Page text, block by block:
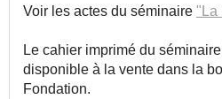
Voir les actes du séminaire "La
Le cahier imprimé du séminaire
disponible à la vente dans la
Fondation.